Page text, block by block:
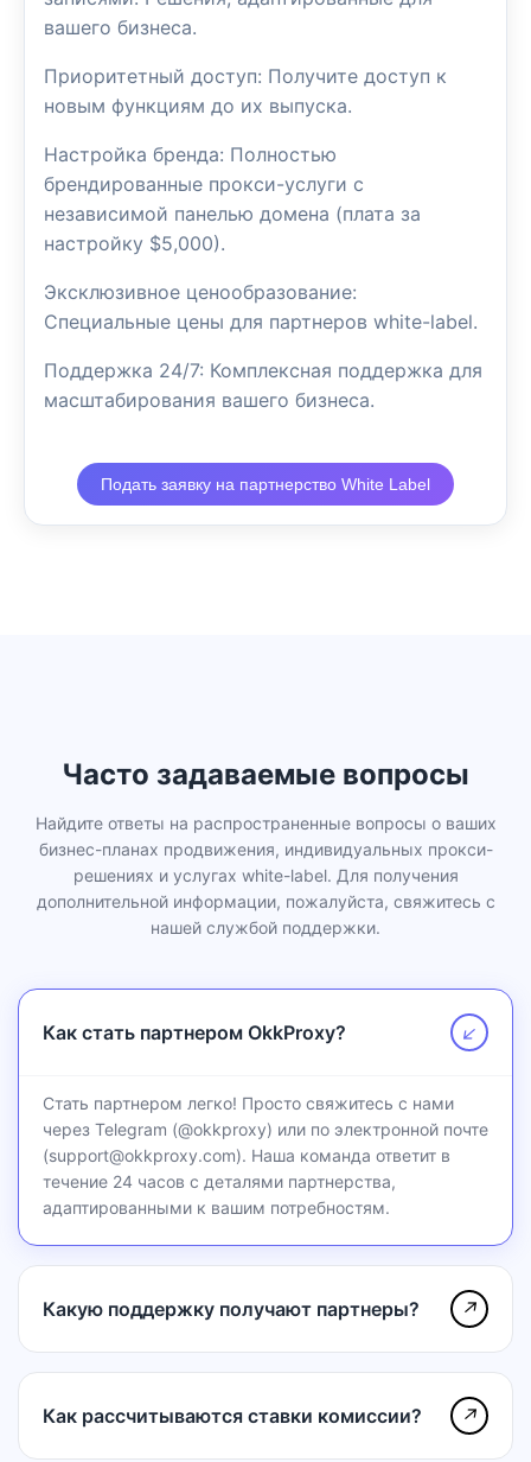
вашего бизнеса.
Приоритетный доступ: Получите доступ к
новым функциям до их выпуска.
Настройка бренда: Полностью
брендированные прокси-услуги с
независимой панелью домена (плата за
настройку $5,000).
Эксклюзивное ценообразование:
Специальные цены для партнеров white-label.
Поддержка 24/7: Комплексная поддержка для
масштабирования вашего бизнеса.
Подать заявку на партнерство White Label
Часто задаваемые вопросы
Найдите ответы на распространенные вопросы о ваших
бизнес-планах продвижения, индивидуальных прокси-
решениях и услугах white-label. Для получения
дополнительной информации, пожалуйста, свяжитесь с
нашей службой поддержки.
Как стать партнером OkkProxy? ↗
Стать партнером легко! Просто свяжитесь с нами
через Telegram (@okkproxy) или по электронной почте
(support@okkproxy.com). Наша команда ответит в
течение 24 часов с деталями партнерства,
адаптированными к вашим потребностям.
Какую поддержку получают партнеры? ↗
Как рассчитываются ставки комиссии? ↗